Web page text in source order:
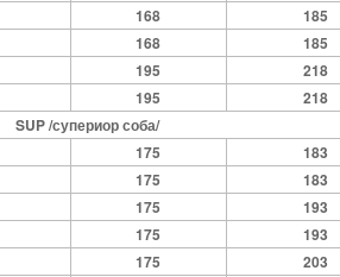
168 185
168 185
195 218
195 218
SUP /супериор соба/
175 183
175 183
175 193
175 193
175 203